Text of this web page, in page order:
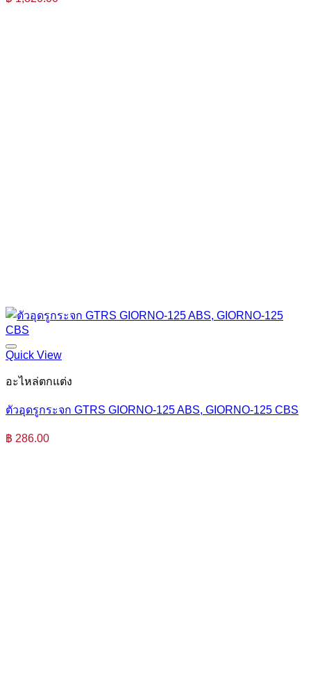
Quick View
อะไหล่ตกแต่ง
ตัวอุดรูกระจก GTRS GIORNO-125 ABS, GIORNO-125 CBS
฿ 286.00